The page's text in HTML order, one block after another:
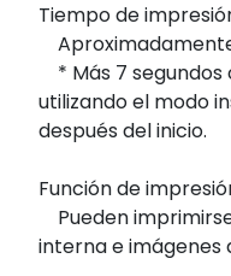
Tiempo de
* Más 7
utilizando el modo
después del inicio.
Función de
Pueden
interna e